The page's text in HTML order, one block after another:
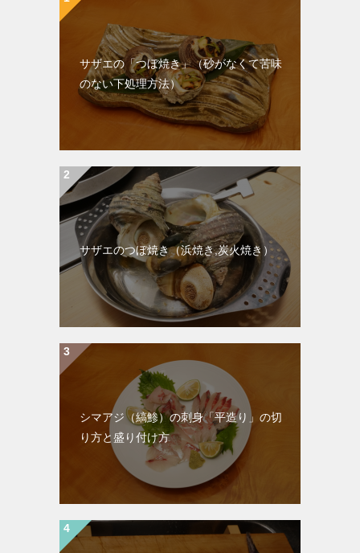
サザエの「つぼ焼き」（砂がなくて苦味
のない下処理方法）
サザエのつぼ焼き（浜焼き,炭火焼き）
シマアジ（縞鯵）の刺身「平造り」の切
り方と盛り付け方